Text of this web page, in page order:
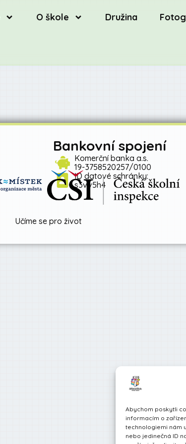
Abychom poskytli
informacím o
technologiemi nám
nebo jedinečná ID
O škole Družina
Bankovní spojení
Komerční banka a.s.
19-3758520257/0100
ID datové schránky:
s3vv5h4
Učíme se pro život